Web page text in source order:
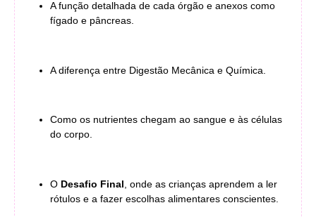
A função detalhada de cada órgão e anexos como
fígado e pâncreas
A diferença entre Digestão Mecânica e Química
Como os nutrientes chegam ao sangue e às células
do corpo.
O Desafio Final , onde as crianças aprendem a ler
rótulos e a fazer escolhas alimentares conscientes